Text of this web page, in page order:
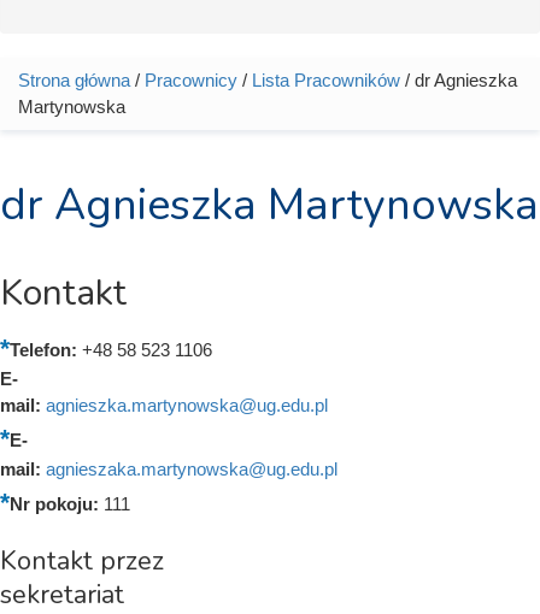
Jesteś tutaj
Strona główna / Pracownicy / Lista Pracowników / dr Agnieszka
Martynowska
dr Agnieszka Martynowska
Kontakt
Telefon: +48 58 523 1106
E-
mail: agnieszka.martynowska@ug.edu.pl
E-
mail: agnieszaka.martynowska@ug.edu.pl
Nr pokoju: 111
Kontakt przez
sekretariat